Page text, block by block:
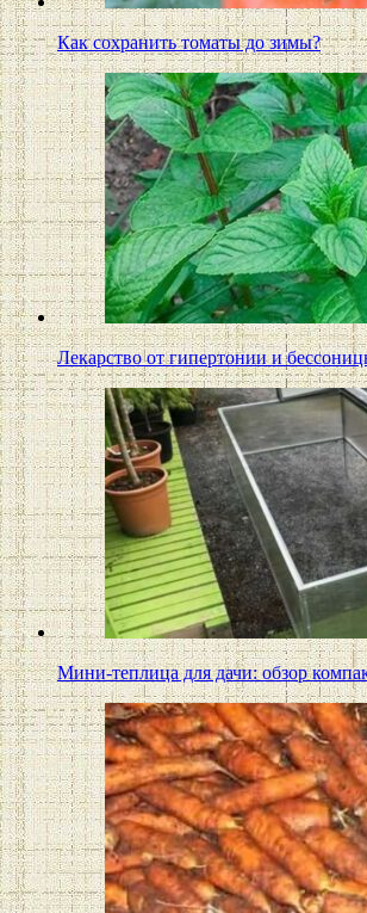
Как сохранить томаты до зимы?
Лекарство от гипертонии и
Мини-теплица для дачи: обзор